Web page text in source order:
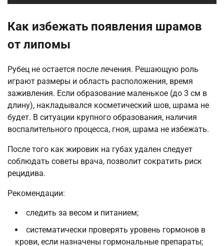
Как избежать появления шрамов
от липомы
Рубец не остается после лечения. Решающую роль
играют размеры и область расположения, время
заживления. Если образование маленькое (до 3 см в
длину), накладывался косметический шов, шрама не
будет. В ситуации крупного образования, наличия
воспалительного процесса, гноя, шрама не избежать.
После того как жировик на губах удален следует
соблюдать советы врача, позволит сократить риск
рецидива.
Рекомендации:
следить за весом и питанием;
систематически проверять уровень гормонов в
крови, если назначены гормональные препараты;